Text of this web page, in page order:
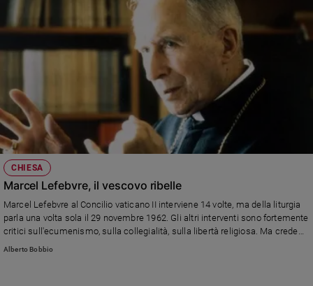
CHIESA
Marcel Lefebvre, il vescovo ribelle
Marcel Lefebvre al Concilio vaticano II interviene 14 volte, ma della liturgia
parla una volta sola il 29 novembre 1962. Gli altri interventi sono fortemente
critici sull'ecumenismo, sulla collegialità, sulla libertà religiosa. Ma crede
fino all'ultimo che il Concilio rifiuti questi temi.
Alberto Bobbio